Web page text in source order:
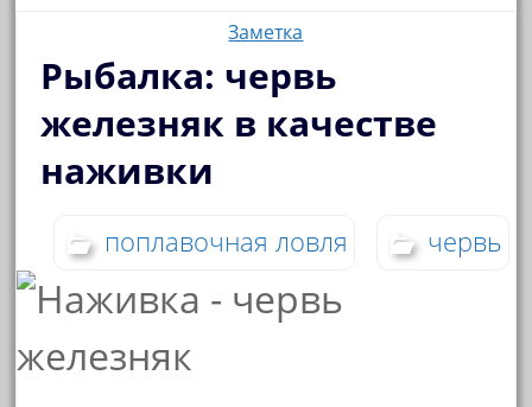
Заметка
Рыбалка: червь
железняк в качестве
наживки
поплавочная ловля червь